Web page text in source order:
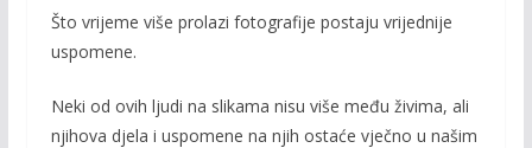
Što vrijeme više prolazi fotografije postaju vrijednije
uspomene.
Neki od ovih ljudi na slikama nisu više među živima, ali
njihova djela i uspomene na njih ostaće vječno u našim